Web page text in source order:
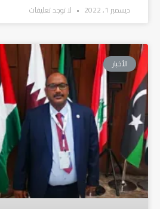
ديسمبر 1, 2022 لا توجد تعليقات
الأخبار